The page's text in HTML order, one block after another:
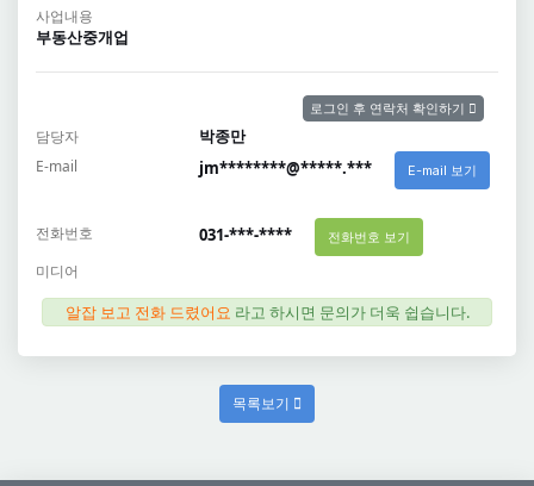
사업내용
부동산중개업
로그인 후 연락처 확인하기
담당자 박종만
E-mail jm********@*****.*** E-mail 보기
전화번호 031-***-**** 전화번호 보기
미디어
알잡 보고 전화 드렸어요 라고 하시면 문의가 더욱 쉽습니다.
목록보기